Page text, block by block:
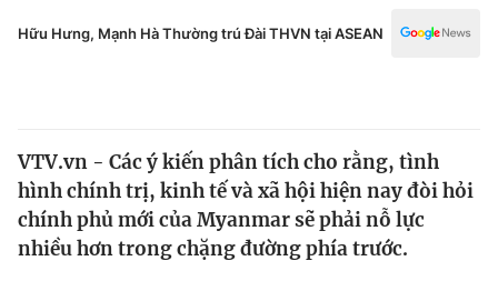
Thế giới
Tin tức
Y tế
Hữu Hưng, Mạnh Hà Thường trú Đài THVN tại ASEAN
VTV.vn - Các ý kiến phân tích cho rằng, tình
hình chính trị, kinh tế và xã hội hiện nay đòi hỏi
chính phủ mới của Myanmar sẽ phải nỗ lực
nhiều hơn trong chặng đường phía trước.